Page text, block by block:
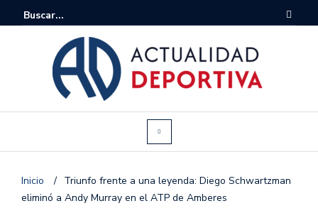
Inicio / Triunfo frente a una leyenda: Diego Schwartzman
eliminó a Andy Murray en el ATP de Amberes